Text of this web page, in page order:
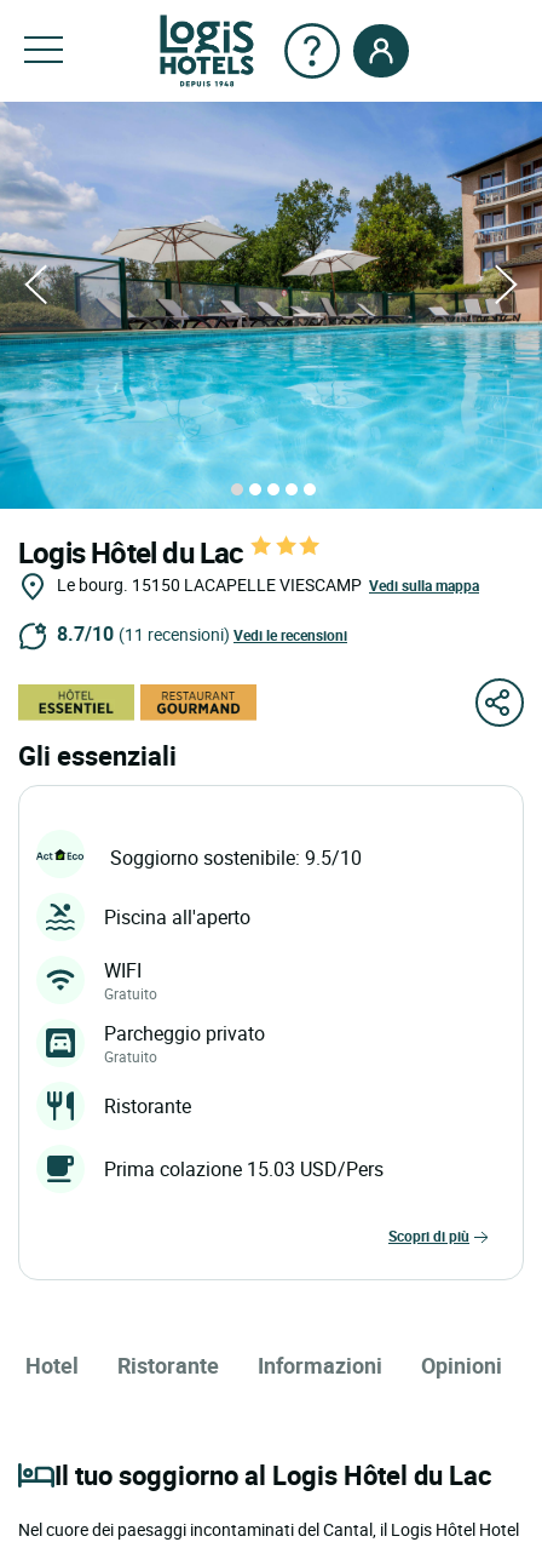
Logis Hôtel du Lac
Le bourg. 15150 LACAPELLE VIESCAMP Vedi sulla mappa
8.7/10 (11 recensioni) Vedi le recensioni
Gli essenziali
Soggiorno sostenibile: 9.5/10
Piscina all'aperto
WIFI
Gratuito
Parcheggio privato
Gratuito
Ristorante
Prima colazione 15.03 USD/Pers
scopri di più
Hotel Ristorante Informazioni Opinioni
Il tuo soggiorno al Logis Hôtel du Lac
Nel cuore dei paesaggi incontaminati del Cantal, il Logis Hôtel Hotel